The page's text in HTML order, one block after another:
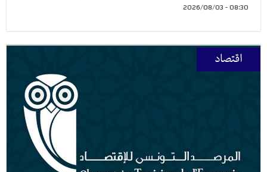
08:30 - 2026/08/03
اقتصاد